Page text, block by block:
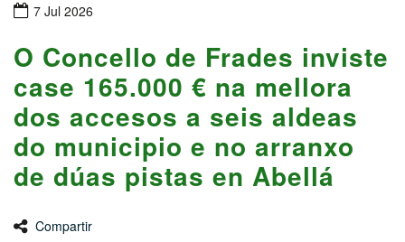
7 Jul 2026
O Concello de Frades inviste
case 165.000 € na mellora
dos accesos a seis aldeas
do municipio e no arranxo
de dúas pistas en Abellá
Compartir